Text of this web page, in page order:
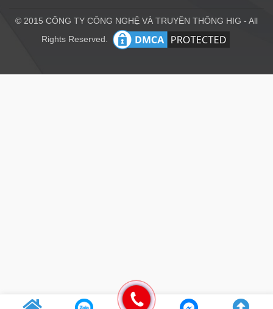
© 2015 CÔNG TY CÔNG NGHỆ VÀ TRUYỀN THÔNG HIG - All
Rights Reserved.